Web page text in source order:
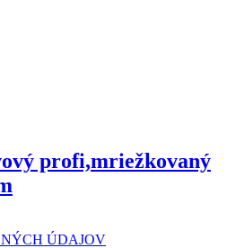
profi,mriežkovaný
ÚDAJOV